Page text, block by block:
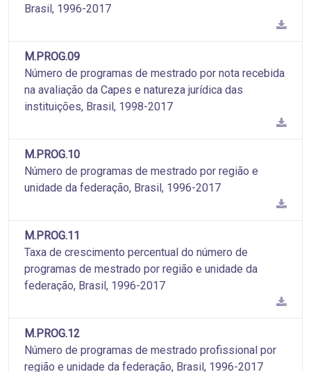
Brasil, 1996-2017
M.PROG.09
Número de programas de mestrado por nota recebida
na avaliação da Capes e natureza jurídica das
instituições, Brasil, 1998-2017
M.PROG.10
Número de programas de mestrado por região e
unidade da federação, Brasil, 1996-2017
M.PROG.11
Taxa de crescimento percentual do número de
programas de mestrado por região e unidade da
federação, Brasil, 1996-2017
M.PROG.12
Número de programas de mestrado profissional por
região e unidade da federação, Brasil, 1996-2017